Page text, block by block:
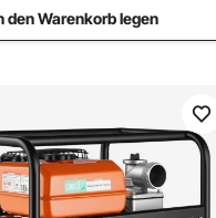
den Warenkorb legen